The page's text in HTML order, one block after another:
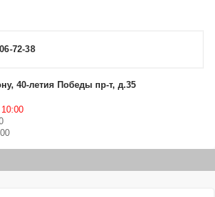
72-38
40-летия Победы пр-т, д.35